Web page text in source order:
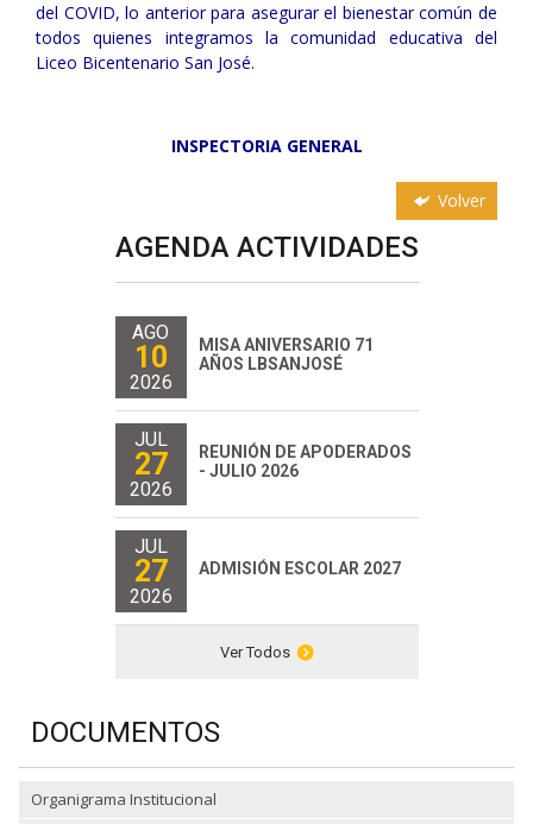
del COVID, lo anterior para asegurar el bienestar común de
todos quienes integramos la comunidad educativa del
Liceo Bicentenario San José.
INSPECTORIA GENERAL
Volver
AGENDA ACTIVIDADES
AGO
10
2026
MISA ANIVERSARIO 71
AÑOS LBSANJOSÉ
JUL
27
2026
REUNIÓN DE APODERADOS
- JULIO 2026
JUL
27
2026
ADMISIÓN ESCOLAR 2027
Ver Todos
DOCUMENTOS
Organigrama Institucional